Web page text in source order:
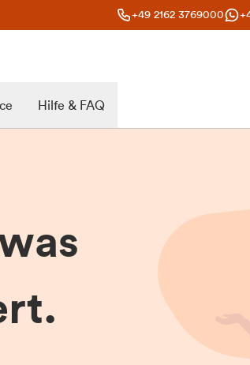
+49 2162 3769000
Hilfe & FAQ